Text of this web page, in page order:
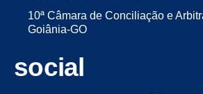
10ª Câmara de Conciliação e
Goiânia-GO
social